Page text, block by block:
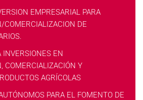
EMPRESARIAL PARA
COMERCIALIZACION DE
INVERSIONES EN
COMERCIALIZACIÓN Y
AGRÍCOLAS
PARA EL FOMENTO DE